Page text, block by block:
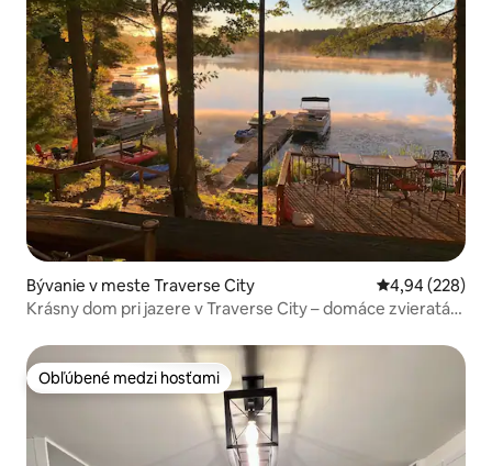
Bývanie v meste Traverse City Priemerné
4,94 (228)
Krásny dom pri jazere v Traverse City – domáce zvieratá
Obľúbené medzi hosťami
Obľúbené medzi hosťami